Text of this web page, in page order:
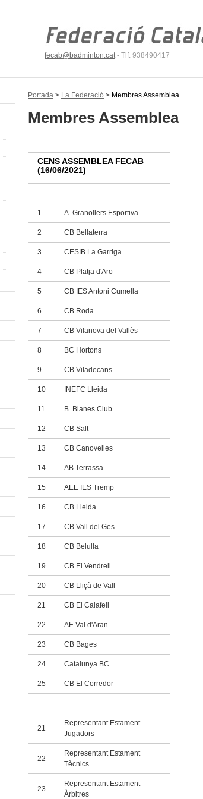
fecab@badminton.cat- Tlf. 938490417
Portada > La Federació > Membres Assemblea
Membres Assemblea
CENS ASSEMBLEA FECAB
(16/06/2021)
1 A. Granollers Esportiva
2 CB Bellaterra
3 CESIB La Garriga
4 CB Platja d'Aro
5 CB IES Antoni Cumella
6 CB Roda
7 CB Vilanova del Vallès
8 BC Hortons
9 CB Viladecans
10 INEFC Lleida
11 B. Blanes Club
12 CB Salt
13 CB Canovelles
14 AB Terrassa
15 AEE IES Tremp
16 CB Lleida
17 CB Vall del Ges
18 CB Belulla
19 CB El Vendrell
20 CB Lliçà de Vall
21 CB El Calafell
22 AE Val d'Aran
23 CB Bages
24 Catalunya BC
25 CB El Corredor
21
Representant Estament
Jugadors
22
Representant Estament
Tècnics
23
Representant Estament
Àrbitres